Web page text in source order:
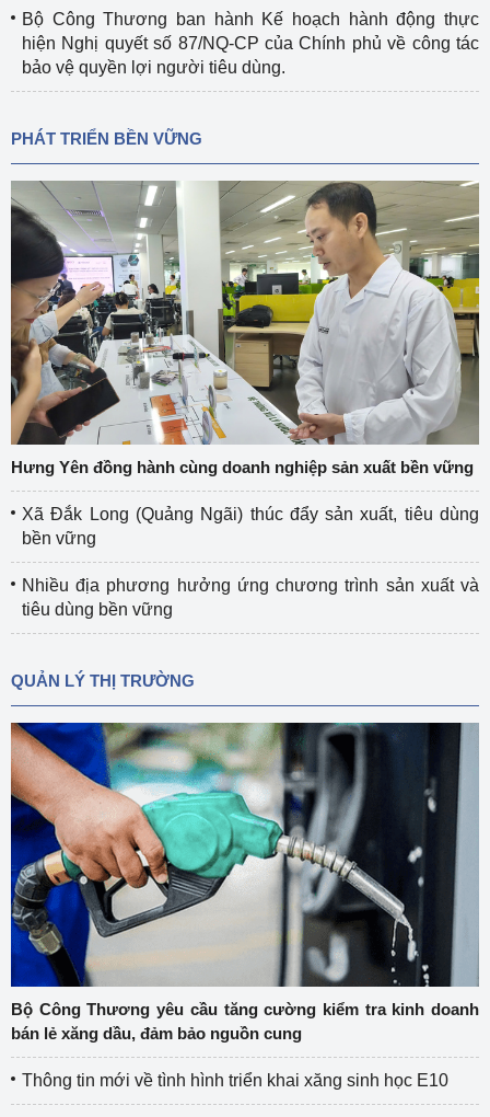
Bộ Công Thương ban hành Kế hoạch hành động thực
hiện Nghị quyết số 87/NQ-CP của Chính phủ về công tác
bảo vệ quyền lợi người tiêu dùng.
PHÁT TRIỂN BỀN VỮNG
Hưng Yên đồng hành cùng doanh nghiệp sản xuất bền vững
Xã Đắk Long (Quảng Ngãi) thúc đẩy sản xuất, tiêu dùng
bền vững
Nhiều địa phương hưởng ứng chương trình sản xuất và
tiêu dùng bền vững
QUẢN LÝ THỊ TRƯỜNG
Bộ Công Thương yêu cầu tăng cường kiểm tra kinh doanh
bán lẻ xăng dầu, đảm bảo nguồn cung
Thông tin mới về tình hình triển khai xăng sinh học E10